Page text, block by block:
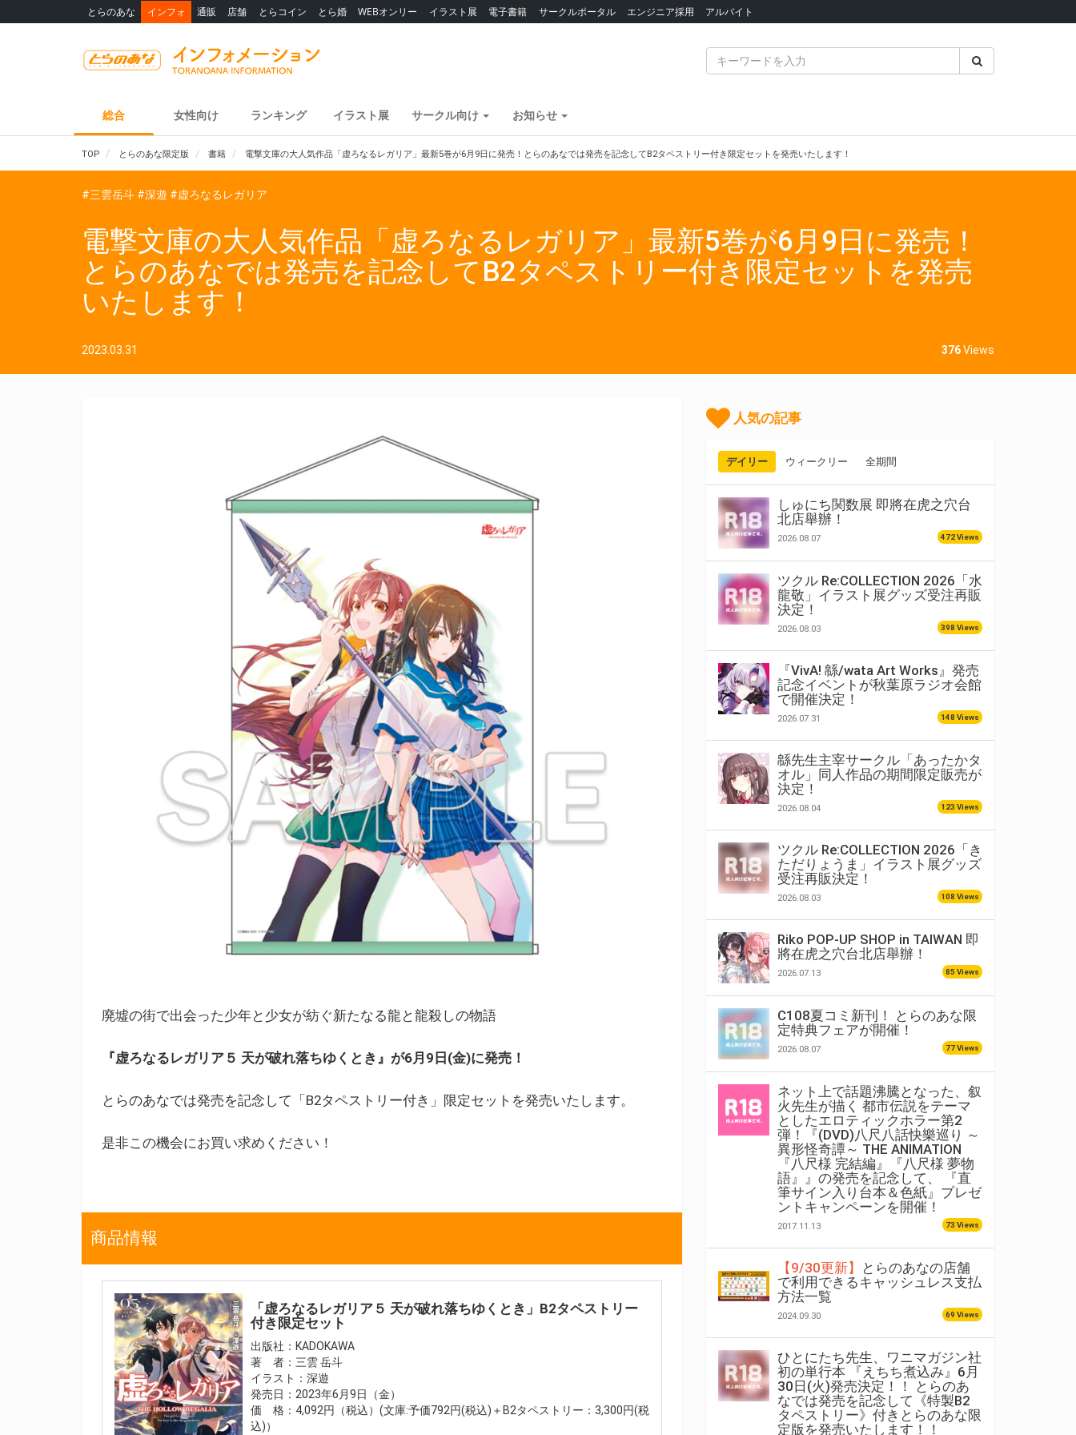
とらのあな インフォ 通販 店舗 とらコイン とら婚 WEBオンリー イラスト展 電子書籍 サークルポータル エンジニア採用 アルバイト
総合 女性向け ランキング イラスト展 サークル向け お知らせ
TOP とらのあな限定版 書籍 電撃文庫の大人気作品「虚ろなるレガリア」最新5巻が6月9日に発売！とらのあなでは発売を記念してB2タペストリー付き限定セットを発売いたします！
#三雲岳斗 #深遊 #虚ろなるレガリア
電撃文庫の大人気作品「虚ろなるレガリア」最新5巻が6月9日に発売！
とらのあなでは発売を記念してB2タペストリー付き限定セットを発売
いたします！
2023.03.31 376Views
廃墟の街で出会った少年と少女が紡ぐ新たなる龍と龍殺しの物語
『虚ろなるレガリア５ 天が破れ落ちゆくとき』が6月9日(金)に発売！
とらのあなでは発売を記念して「B2タペストリー付き」限定セットを発売いたします。
是非この機会にお買い求めください！
商品情報
「虚ろなるレガリア５ 天が破れ落ちゆくとき」B2タペストリー
付き限定セット
出版社：KADOKAWA
著 者：三雲 岳斗
イラスト：深遊
発売日：2023年6月9日（金）
価 格：4,092円（税込）(文庫:予価792円(税込)＋B2タペストリー：3,300円(税
込)）
人気の記事
デイリー ウィークリー 全期間
しゅにち関数展 即將在虎之穴台
北店舉辦！
2026.08.07 472 Views
ツクル Re:COLLECTION 2026「水
龍敬」イラスト展グッズ受注再販
決定！
2026.08.03 398 Views
『VivA! 緜/wata Art Works』発売
記念イベントが秋葉原ラジオ会館
で開催決定！
2026.07.31 148 Views
緜先生主宰サークル「あったかタ
オル」同人作品の期間限定販売が
決定！
2026.08.04 123 Views
ツクル Re:COLLECTION 2026「き
ただりょうま」イラスト展グッズ
受注再販決定！
2026.08.03 108 Views
Riko POP-UP SHOP in TAIWAN 即
將在虎之穴台北店舉辦！
2026.07.13 85 Views
C108夏コミ新刊！ とらのあな限
定特典フェアが開催！
2026.08.07 77 Views
ネット上で話題沸騰となった、叙
火先生が描く 都市伝説をテーマ
としたエロティックホラー第2
弾！『(DVD)八尺八話快樂巡り ～
異形怪奇譚～ THE ANIMATION
『八尺様 完結編』『八尺様 夢物
語』』の発売を記念して、 『直
筆サイン入り台本＆色紙』プレゼ
ントキャンペーンを開催！
2017.11.13 73 Views
【9/30更新】
とらのあなの店舗
で利用できるキャッシュレス支払
方法一覧
2024.09.30 69 Views
ひとにたち先生、ワニマガジン社
初の単行本 『えちち煮込み』6月
30日(火)発売決定！！ とらのあ
なでは発売を記念して《特製B2
タペストリー》付きとらのあな限
定版を発売いたします！！